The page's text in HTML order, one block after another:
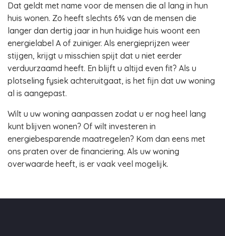
Dat geldt met name voor de mensen die al lang in hun
huis wonen. Zo heeft slechts 6% van de mensen die
langer dan dertig jaar in hun huidige huis woont een
energielabel A of zuiniger. Als energieprijzen weer
stijgen, krijgt u misschien spijt dat u niet eerder
verduurzaamd heeft. En blijft u altijd even fit? Als u
plotseling fysiek achteruitgaat, is het fijn dat uw woning
al is aangepast.
Wilt u uw woning aanpassen zodat u er nog heel lang
kunt blijven wonen? Of wilt investeren in
energiebesparende maatregelen? Kom dan eens met
ons praten over de financiering. Als uw woning
overwaarde heeft, is er vaak veel mogelijk.